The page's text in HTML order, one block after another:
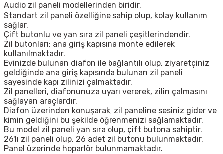
Audio zil paneli modellerinden biridir.
Standart zil paneli özelliğine sahip olup, kolay kullanım
sağlar.
Çift butonlu ve yan sıra zil paneli çeşitlerindendir.
Zil butonları; ana giriş kapısına monte edilerek
kullanılmaktadır.
Evinizde bulunan diafon ile bağlantılı olup, ziyaretçiniz
geldiğinde ana giriş kapısında bulunan zil paneli
sayesinde kapı zilinizi çalmaktadır.
Zil panelleri, diafonunuza uyarı vererek, zilin çalmasını
sağlayan araçlardır.
Diafon üzerinden konuşarak, zil paneline sesiniz gider ve
kimin geldiğini bu şekilde öğrenmenizi sağlamaktadır.
Bu model zil paneli yan sıra olup, çift butona sahiptir.
26'lı zil paneli olup, 26 adet zil butonu bulunmaktadır.
Panel üzerinde hoparlör bulunmamaktadır.